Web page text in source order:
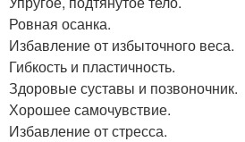
Ровная осанка.
Избавление от избыточного веса.
Гибкость и пластичность.
Здоровые суставы и позвоночник.
Хорошее самочувствие.
Избавление от стресса.